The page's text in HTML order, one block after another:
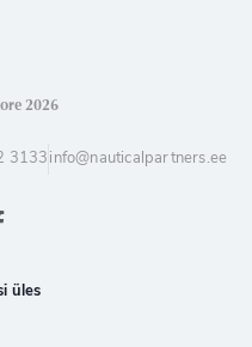
2026
3133 info@nauticalpartners.ee
üles